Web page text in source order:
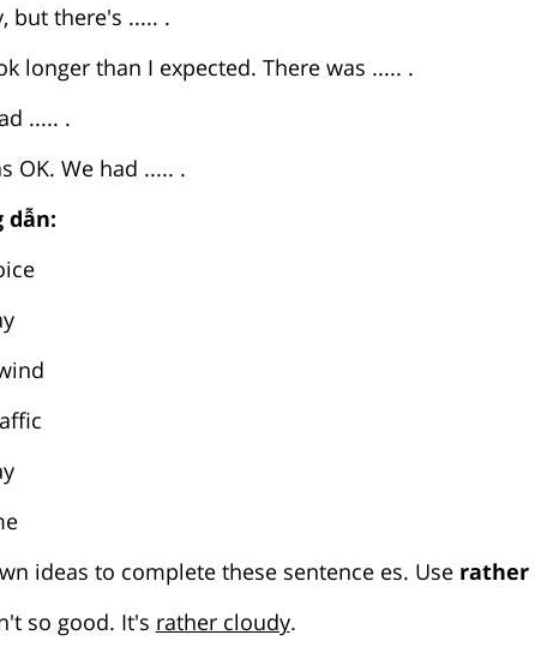
but there's ..... .
longer than I expected. There was ..... .
..... .
OK. We had ..... .
dẫn:
ideas to complete these sentence es. Use rather
so good. It's rather cloudy.